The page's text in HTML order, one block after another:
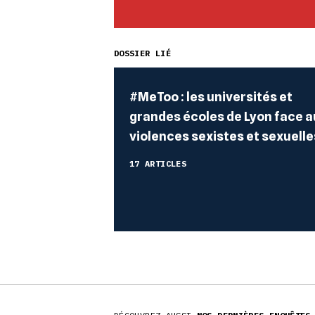
DOSSIER LIÉ
#MeToo : les universités et
grandes écoles de Lyon face
violences sexistes et
17 ARTICLES